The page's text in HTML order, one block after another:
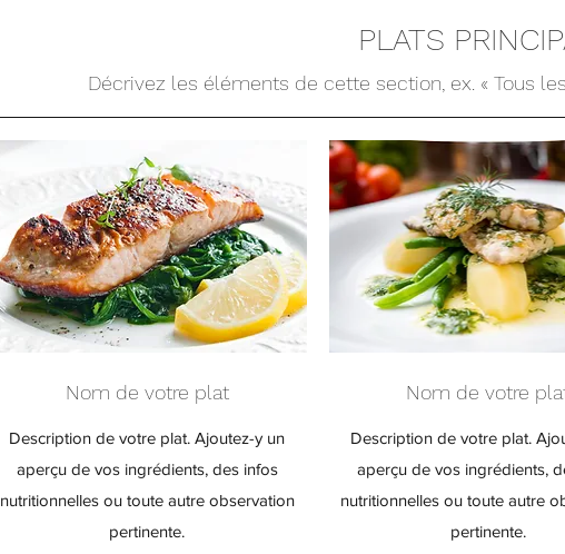
PLATS
Décrivez les éléments de cette section, ex. « Tous
Nom de votre plat
Description de votre plat. Ajoutez-y un
aperçu de vos ingrédients, des infos
nutritionnelles ou toute autre observation
pertinente.
Nom de votre
Description de votre plat.
aperçu de vos ingrédients,
nutritionnelles ou toute autre
pertinente.